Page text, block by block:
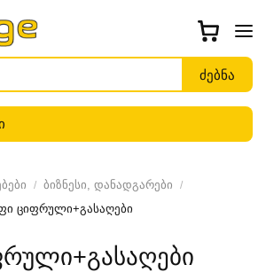
ბიზნესი, დანადგარები
ციფრული+გასაღები